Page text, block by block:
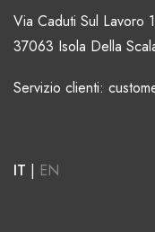
Via Caduti Sul Lavoro
37063 Isola Della
Servizio clienti:
IT | EN